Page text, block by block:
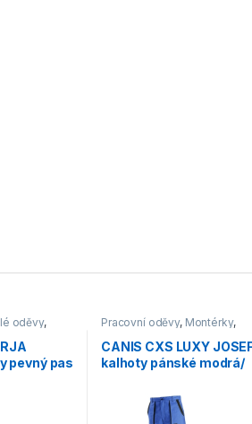
stránce produktu
oděvy,
pevný pas
Pracovní oděvy, Montérky,
CANIS CXS LUXY
kalhoty pánské modrá/